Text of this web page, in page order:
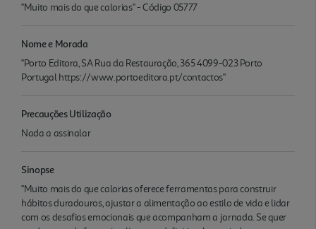
"Muito mais do que calorias" - Código 05777
Nome e Morada
"Porto Editora, SA Rua da Restauração, 365 4099-023 Porto
Portugal https://www.portoeditora.pt/contactos"
Precauções Utilização
Nada a assinalar
Sinopse
"Muito mais do que calorias oferece ferramentas para construir
hábitos duradouros, ajustar a alimentação ao estilo de vida e lidar
com os desafios emocionais que acompanham a jornada. Se quer